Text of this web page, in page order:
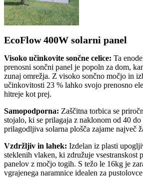
EcoFlow 400W solarni panel
Visoko učinkovite sončne celice: Ta
prenosni sončni panel je popoln za dom,
zunaj omrežja. Z visoko sončno močjo in
učinkovitosti 23 % lahko svojo prenosno
hitreje kot prej.
Samopodporna: Zaščitna torbica se
stojalo, ki se prilagaja z naklonom od 40 do
prilagodljiva solarna plošča zajame največ
Vzdržljiv in lahek: Izdelan iz plasti
steklenih vlaken, ki združuje vsestranskost
panelov z močjo togih. S težo le 16kg je
vgrajenega naramnice idealen za